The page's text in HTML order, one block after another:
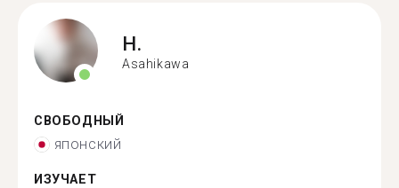
H.
Asahikawa
СВОБОДНЫЙ
японский
ИЗУЧАЕТ